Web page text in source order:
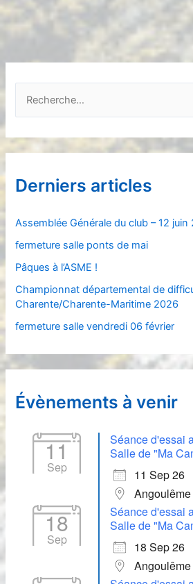
h
r
e
r
Derniers articles
Assemblée Générale du club – 12 juin
fermeture salle ponts de mai
Pâques à l’ASME !
Championnat départemental de
Charente/Charente-Maritime 2026
fermeture salle vendredi 06 février
Évènements à venir
11
Sep
Séance d'essai
Salle de "Ma
11 Sep 26
Angoulême
18
Sep
Séance d'essai
Salle de "Ma
18 Sep 26
Angoulême